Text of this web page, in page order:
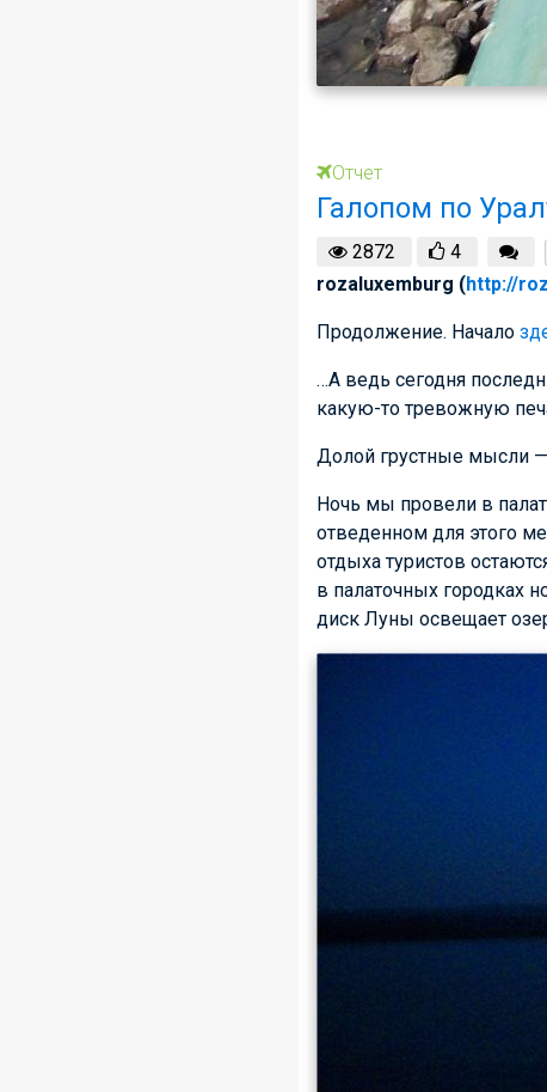
Отчет
Галопом по
2872 4
rozaluxemburg (http://
Продолжение. Начало
…А ведь сегодня
какую-то тревожную
Долой грустные мысли
Ночь мы провели в
отведенном для этого
отдыха туристов
в палаточных городках
диск Луны освещает